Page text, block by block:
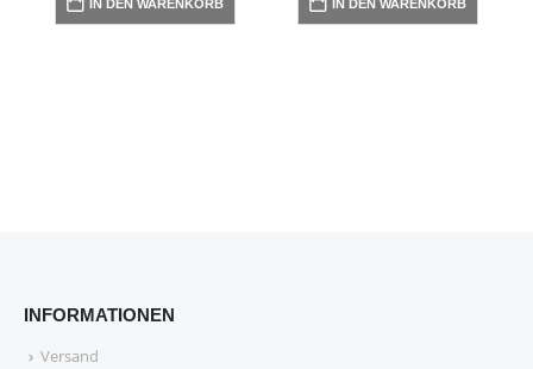
IN DEN WARENKORB IN DEN WARENKORB
INFORMATIONEN
Versand